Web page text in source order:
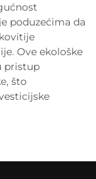
poduzećima da
Ove ekološke
pristup
što